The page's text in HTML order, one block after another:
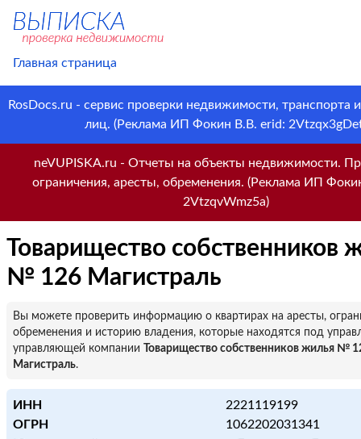
Главная страница
RosDocs.ru - сервис проверки недвижимости, транспорта
лиц. (Реклама ИП Фокин В.В. erid:
neVUPISKA.ru - Отчеты на объекты недвижимости.
ограничения, аресты, обременения. (Реклама ИП
2VtzqvWmz5a)
Товарищество собственников
№ 126 Магистраль
Вы можете проверить информацию о квартирах на аресты,
обременения и историю владения, которые находятся под
управляющей компании
Товарищество собственников жилья №
Магистраль.
ИНН
2221119199
ОГРН
1062202031341